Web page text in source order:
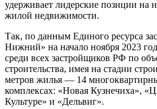
удерживает лидерские позиции на
жилой недвижимости.
Так, по данным Единого ресурса
Нижний» на начало ноября 2023
среди всех застройщиков РФ по
строительства, имея на стадии
метров жилья — 14
комплексах: «Новая Кузнечиха»,
Культуре» и «Дельвиг».